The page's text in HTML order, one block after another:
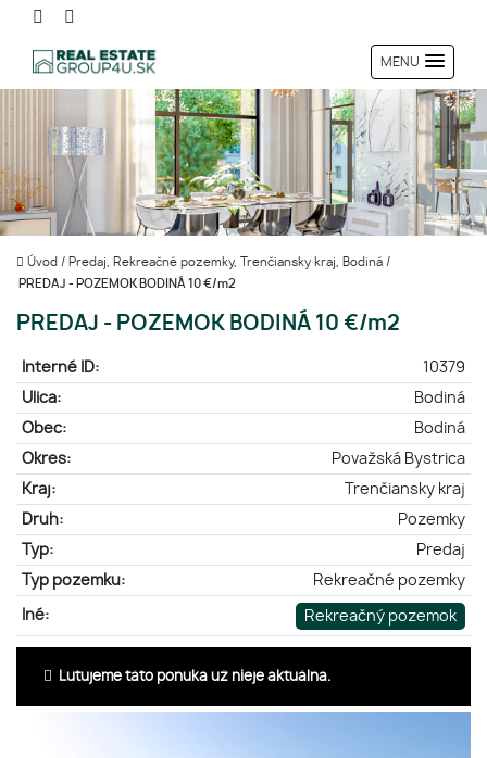
MENU
Úvod / Predaj, Rekreačné pozemky, Trenčiansky kraj, Bodiná /
PREDAJ - POZEMOK BODINÁ 10 €/m2
PREDAJ - POZEMOK BODINÁ 10 €/m2
Interné ID:
10379
Ulica:
Bodiná
Obec:
Bodiná
Okres:
Považská Bystrica
Kraj:
Trenčiansky kraj
Druh:
Pozemky
Typ:
Predaj
Typ pozemku:
Rekreačné pozemky
Iné: Rekreačný pozemok
Ľutujeme táto ponuka už nieje aktuálna.